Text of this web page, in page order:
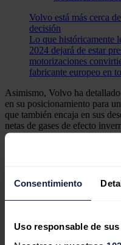
Consentimiento
Uso responsable de
Volvo está más cerca
decisión
Lo que históricamente
2024 dejará de estar
motorizaciones
fabricante europeo en
Asimismo, Volvo ha
en su posicionamiento para
que también encaja en sus
netas de gases de efecto
circular para 2040.
su nueva generación de
esperan que la ampliación
de vehículos eléctricos de
puerta a diseños